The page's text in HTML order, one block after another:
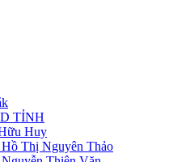
TỈNH
Huy
Thị Nguyên Thảo